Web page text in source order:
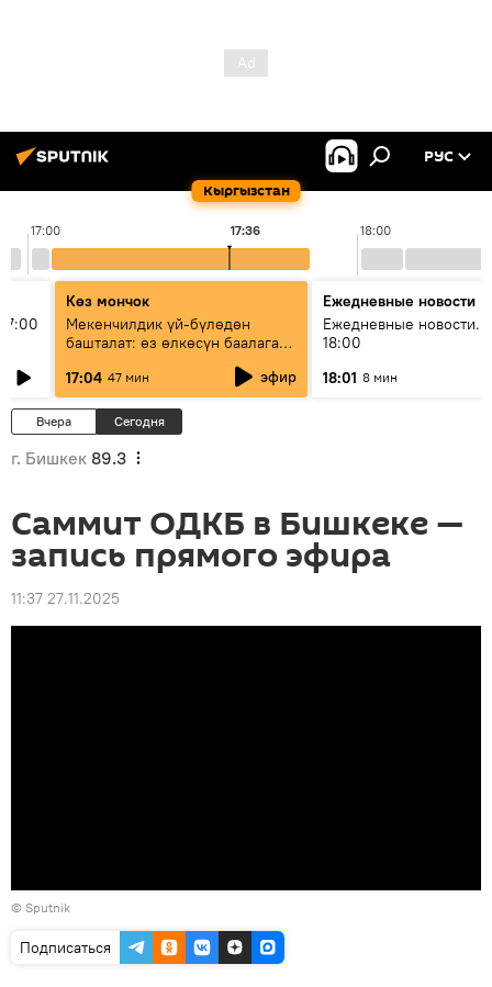
Кыргызстан
РУС
17:00 18:00
17:36
Көз мончок
Мекенчилдик үй-бүлөдөн
башталат: өз өлкөсүн баалаган
муунду кантип тарбиялоо
керек?
17:04 47 мин эфир
Ежедневные новости
Ежедневные новости.
18:00
18:01 8 мин
Вчера Сегодня
г. Бишкек 89.3
Саммит ОДКБ в Бишкеке —
запись прямого эфира
11:37 27.11.2025
© Sputnik
Подписаться